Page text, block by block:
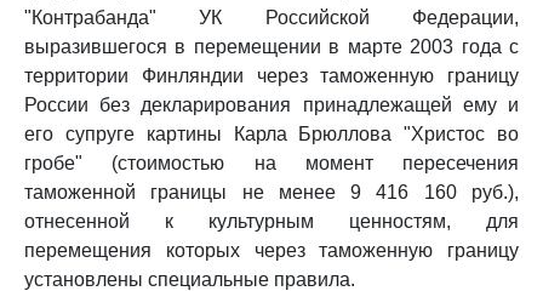
"Контрабанда" УК Российской Федерации,
выразившегося в перемещении в марте 2003 года с
территории Финляндии через таможенную границу
России без декларирования принадлежащей ему и
его супруге картины Карла Брюллова "Христос во
гробе" (стоимостью на момент пересечения
таможенной границы не менее 9 416 160 руб.),
отнесенной к культурным ценностям, для
перемещения которых через таможенную границу
установлены специальные правила.